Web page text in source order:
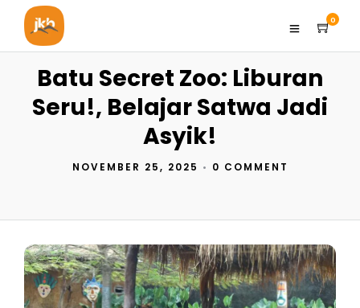
0
Batu Secret Zoo: Liburan
Seru!, Belajar Satwa Jadi
Asyik!
NOVEMBER 25, 2025 • 0 COMMENT